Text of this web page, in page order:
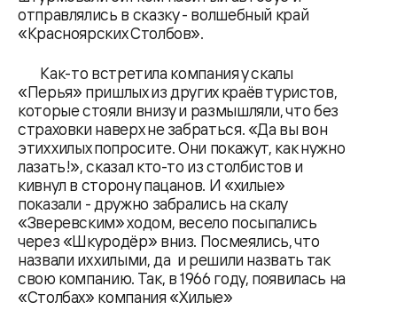
отправлялись в сказку - волшебный край
«Красноярских Столбов».
Как-то встретила компания у скалы
«Перья» пришлых из других краёв туристов,
которые стояли внизу и размышляли, что без
страховки наверх не забраться. «Да вы вон
этих хилых попросите. Они покажут, как нужно
лазать!», сказал кто-то из столбистов и
кивнул в сторону пацанов. И «хилые»
показали - дружно забрались на скалу
«Зверевским» ходом, весело посыпались
через «Шкуродёр» вниз. Посмеялись, что
назвали их хилыми, да и решили назвать так
свою компанию. Так, в 1966 году, появилась на
«Столбах» компания «Хилые»